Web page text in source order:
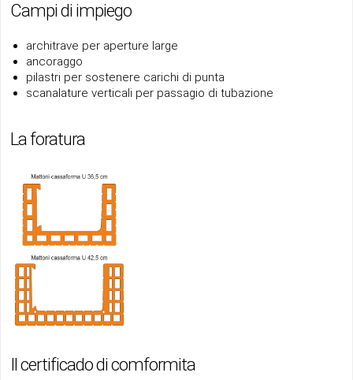
Campi di impiego
architrave per aperture large
ancoraggo
pilastri per sostenere carichi di punta
scanalature verticali per passagio di tubazione
La foratura
Il certificado di comformita